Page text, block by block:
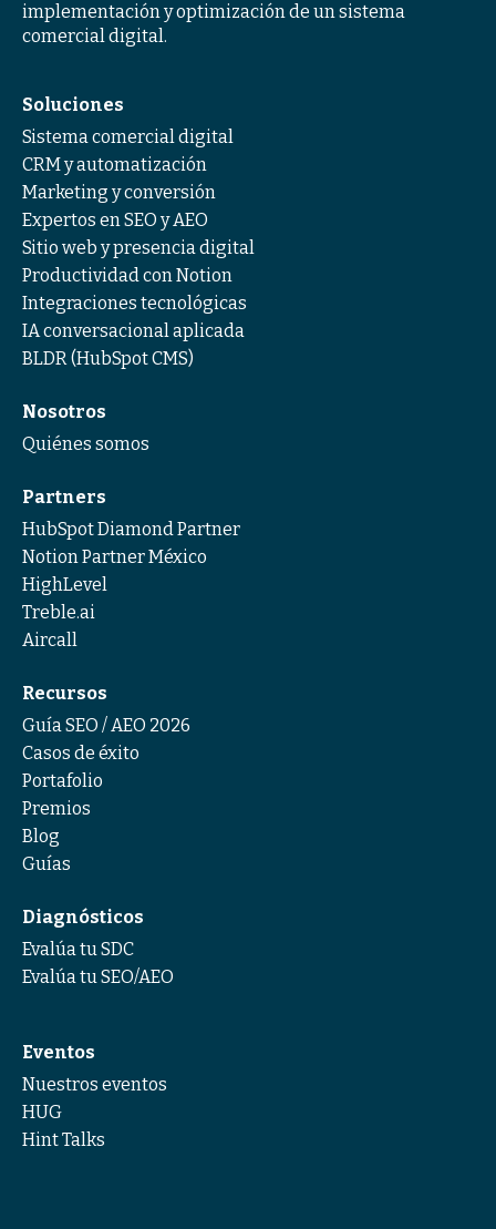
implementación y optimización de un sistema
comercial digital.
Soluciones
Sistema comercial digital
CRM y automatización
Marketing y conversión
Expertos en SEO y AEO
Sitio web y presencia digital
Productividad con Notion
Integraciones tecnológicas
IA conversacional aplicada
BLDR (HubSpot CMS)
Nosotros
Quiénes somos
Partners
HubSpot Diamond Partner
Notion Partner México
HighLevel
Treble.ai
Aircall
Recursos
Guía SEO / AEO 2026
Casos de éxito
Portafolio
Premios
Blog
Guías
Diagnósticos
Evalúa tu SDC
Evalúa tu SEO/AEO
Eventos
Nuestros eventos
HUG
Hint Talks